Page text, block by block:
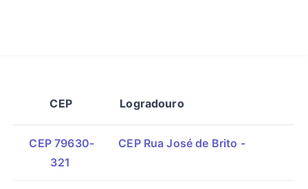
CEP Logradouro
CEP 79630-
321
CEP Rua José de Brito -